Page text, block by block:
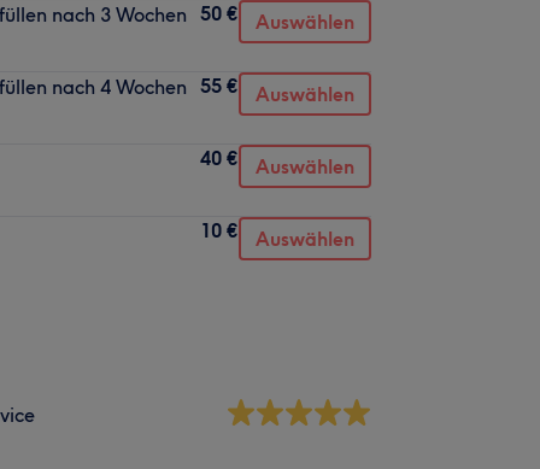
nach 3 Wochen
50 € Auswählen
nach 4 Wochen
55 € Auswählen
40 € Auswählen
10 € Auswählen